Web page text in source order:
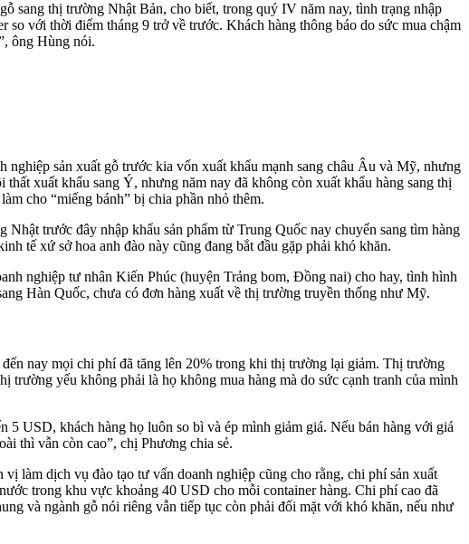
sang thị trường Nhật Bản, cho biết, trong quý IV năm nay, tình trạng nhập
với thời điểm tháng 9 trở về trước. Khách hàng thông báo do sức mua chậm
ông Hùng nói.
sản xuất gỗ trước kia vốn xuất khẩu mạnh sang châu Âu và Mỹ, nhưng
xuất khẩu sang Ý, nhưng năm nay đã không còn xuất khẩu hàng sang thị
cho “miếng bánh” bị chia phần nhỏ thêm.
trước đây nhập khẩu sản phẩm từ Trung Quốc nay chuyển sang tìm hàng
tế xứ sở hoa anh đào này cũng đang bắt đầu gặp phải khó khăn.
nghiệp tư nhân Kiến Phúc (huyện Trảng bom, Đồng nai) cho hay, tình hình
Hàn Quốc, chưa có đơn hàng xuất về thị trường truyền thống như Mỹ.
nay mọi chi phí đã tăng lên 20% trong khi thị trường lại giảm. Thị trường
yếu không phải là họ không mua hàng mà do sức cạnh tranh của mình
USD, khách hàng họ luôn so bì và ép mình giảm giá. Nếu bán hàng với giá
thì vẫn còn cao”, chị Phương chia sẻ.
làm dịch vụ đào tạo tư vấn doanh nghiệp cũng cho rằng, chi phí sản xuất
trong khu vực khoảng 40 USD cho mỗi container hàng. Chi phí cao đã
và ngành gỗ nói riêng vẫn tiếp tục còn phải đối mặt với khó khăn, nếu như